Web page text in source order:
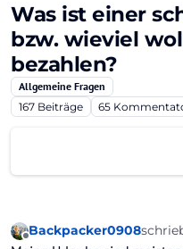
Was ist einer
bzw. wieviel
bezahlen?
Allgemeine Fragen
167 Beiträge 65
Offline
Backpacker0908